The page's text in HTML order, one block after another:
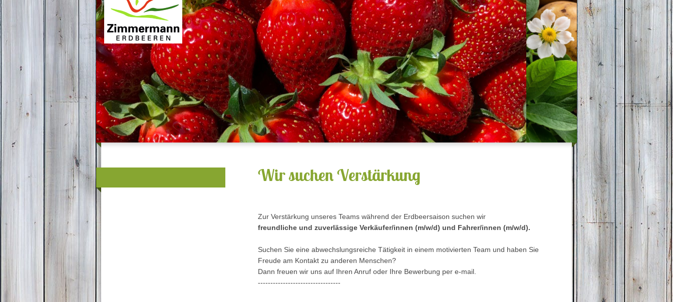
Wir suchen Verstärkung
Zur Verstärkung unseres Teamswährend der Erdbeersaison suchen wir
freundliche und zuverlässige Verkäufer/innen (m/w/d) und Fahrer/innen (m/w/d).
Suchen Sie eine abwechslungsreiche Tätigkeit in einem motivierten Team und haben Sie
Freude am Kontakt zu anderen Menschen?
Dann freuen wir uns auf Ihren Anruf oder Ihre Bewerbung per e-mail.
---------------------------------